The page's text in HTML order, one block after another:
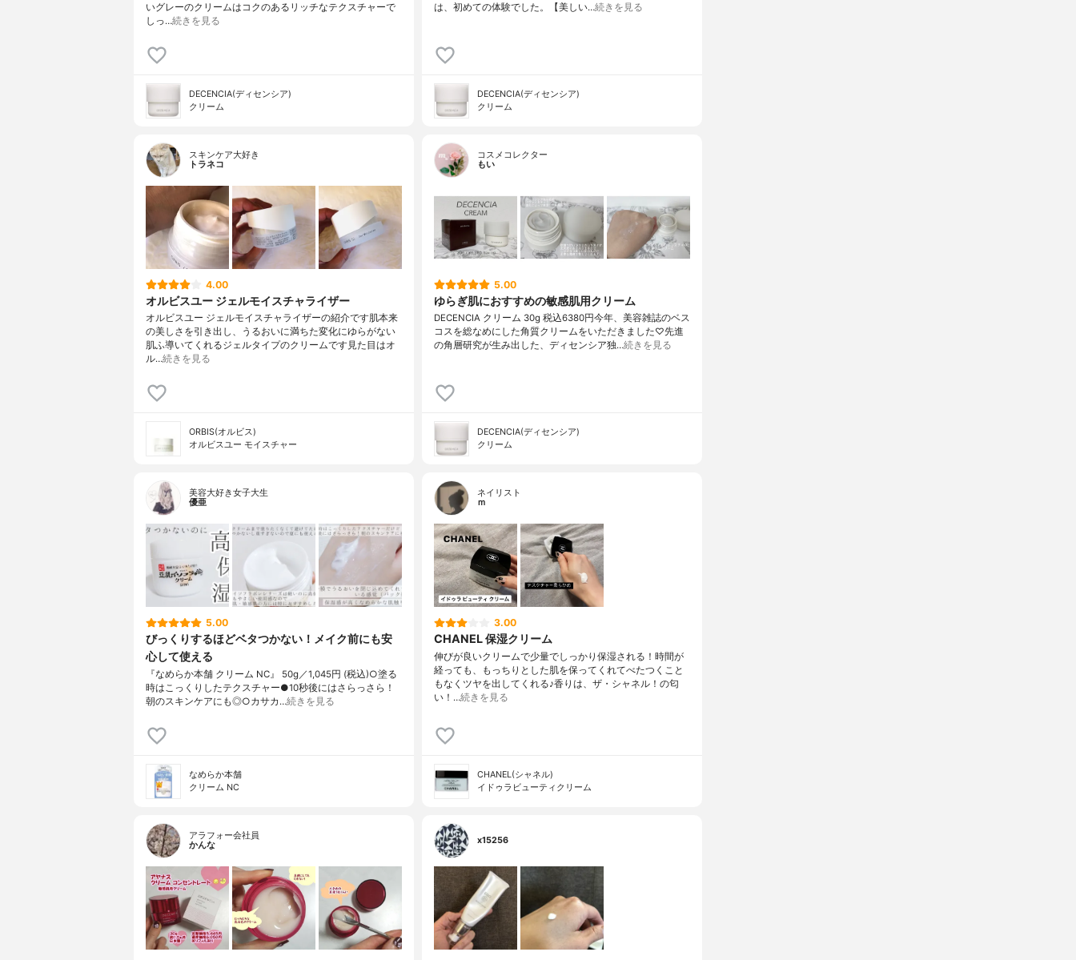
いグレーのクリームはコクのあるリッチなテクスチャーで
しっ…続きを見る
DECENCIA(ディセンシア)
クリーム
は、初めての体験でした。【美しい…続きを見る
DECENCIA(ディセンシア)
クリーム
スキンケア大好き
トラネコ
4.00
オルビスユー ジェルモイスチャライザー
オルビスユー ジェルモイスチャライザーの紹介です肌本来
の美しさを引き出し、うるおいに満ちた変化にゆらがない
肌ふ導いてくれるジェルタイプのクリームです見た目はオ
ル…続きを見る
ORBIS(オルビス)
オルビスユー モイスチャー
コスメコレクター
もい
5.00
ゆらぎ肌におすすめの敏感肌用クリーム
DECENCIA クリーム 30g 税込6380円今年、美容雑誌のベス
コスを総なめにした角質クリームをいただきました♡先進
の角層研究が生み出した、ディセンシア独…続きを見る
DECENCIA(ディセンシア)
クリーム
美容大好き女子大生
優亜
5.00
びっくりするほどベタつかない！メイク前にも安
心して使える
『なめらか本舗 クリーム NC』 50g／1,045円 (税込)○塗る
時はこっくりしたテクスチャー●10秒後にはさらっさら！
朝のスキンケアにも◎○カサカ…続きを見る
なめらか本舗
クリーム NC
ネイリスト
ｍ
3.00
CHANEL 保湿クリーム
伸びが良いクリームで少量でしっかり保湿される！時間が
経っても、もっちりとした肌を保ってくれてべたつくこと
もなくツヤを出してくれる♪香りは、ザ・シャネル！の匂
い！…続きを見る
CHANEL(シャネル)
イドゥラビューティクリーム
アラフォー会社員
かんな
x15256